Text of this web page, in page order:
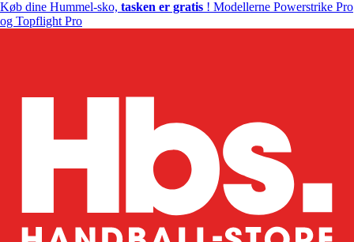
Køb dine Hummel-sko, tasken er gratis ! Modellerne Powerstrike Pro
og Topflight Pro